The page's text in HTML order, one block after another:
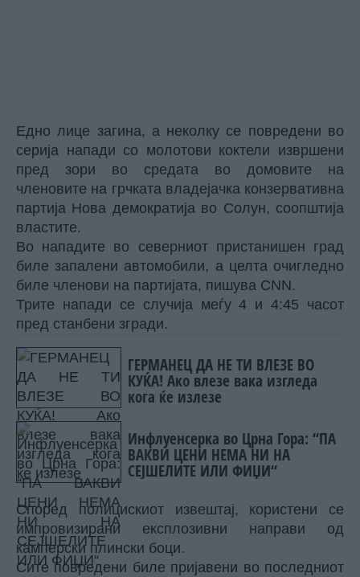
Едно лице загина, а неколку се повредени во
серија напади со молотови коктели извршени
пред зори во средата во домовите на
членовите на грчката владејачка конзервативна
партија Нова демократија во Солун, соопштија
властите.
Во нападите во северниот пристанишен град
биле запалени автомобили, а целта очигледно
биле членови на партијата, пишува CNN.
Трите напади се случија меѓу 4 и 4:45 часот
пред станбени згради.
ГЕРМАНЕЦ ДА НЕ ТИ ВЛЕЗЕ ВО
КУЌА! Ако влезе вака изгледа
кога ќе излезе
Инфлуенсерка во Црна Гора: “ПА
ВАКВИ ЦЕНИ НЕМА НИ НА
СЕЈШЕЛИТЕ ИЛИ ФИЏИ“
Според полицискиот извештај, користени се
импровизирани експлозивни направи од
камперски плински боци.
Сите повредени биле пријавени во последниот